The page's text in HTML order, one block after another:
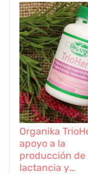
Organika
apoyo a la
producción de
lactancia y